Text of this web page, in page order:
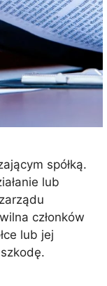
spółką.
lub
członków
lub jej